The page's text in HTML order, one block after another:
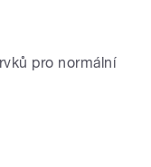
pro normální